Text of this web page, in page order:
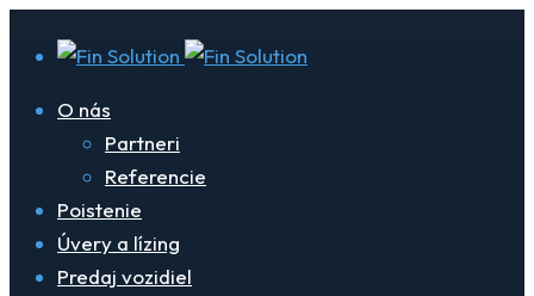
O nás
Partneri
Referencie
Poistenie
Úvery a lízing
Predaj vozidiel